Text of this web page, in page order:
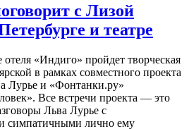
с Лизой
и театре
отеля «Индиго» пройдет творческая
в рамках совместного проекта
Лурье и «Фонтанки.ру»
Все встречи проекта — это
Льва Лурье с
симпатичными лично ему